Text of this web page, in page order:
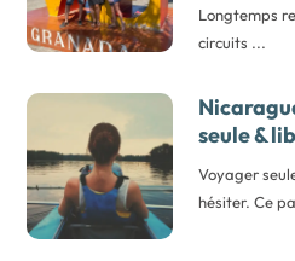
Longtemps
circuits ...
seule &
Voyager
hésiter. Ce